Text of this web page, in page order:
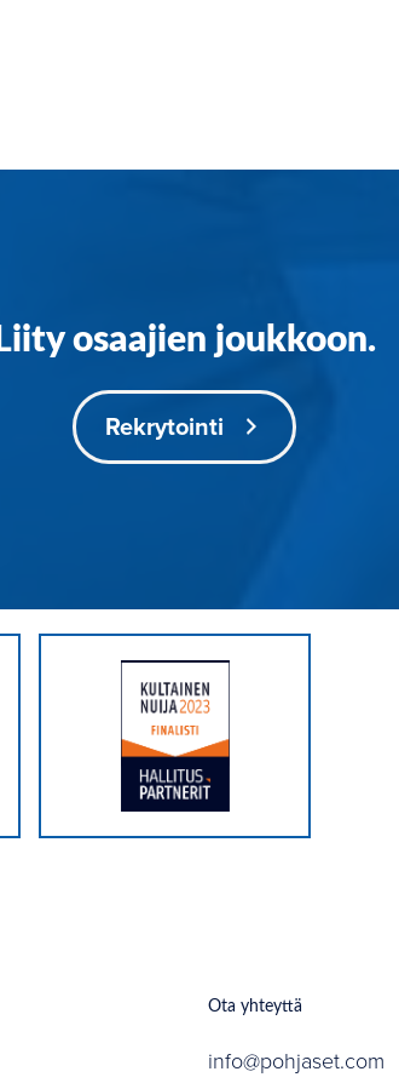
Liity osaajien joukkoon.
Rekrytointi
Ota yhteyttä
info@pohjaset.com